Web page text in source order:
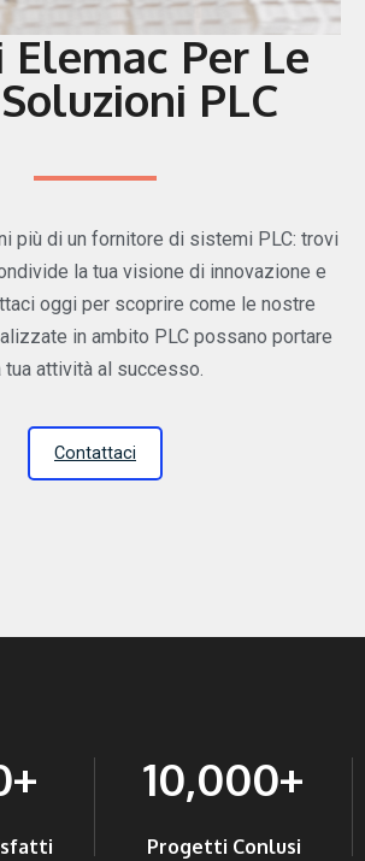
Elemac Per Le
PLC
più di un fornitore di sistemi PLC: trovi
la tua visione di innovazione e
oggi per scoprire come le nostre
in ambito PLC possano portare
tua attività al successo.
Contattaci
+ 10,000+
Progetti Conlusi